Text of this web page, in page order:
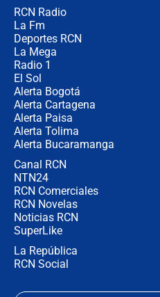
RCN Radio
La Fm
Deportes RCN
La Mega
Radio 1
El Sol
Alerta Bogotá
Alerta Cartagena
Alerta Paisa
Alerta Tolima
Alerta Bucaramanga
Canal RCN
NTN24
RCN Comerciales
RCN Novelas
Noticias RCN
SuperLike
La República
RCN Social